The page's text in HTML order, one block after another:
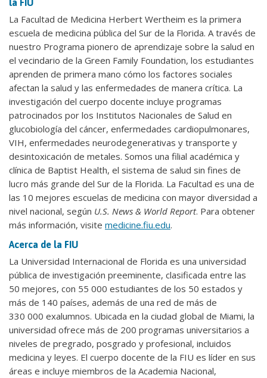
la FIU
La Facultad de Medicina Herbert Wertheim es la primera
escuela de medicina pública del Sur de la Florida. A través de
nuestro Programa pionero de aprendizaje sobre la salud en
el vecindario de la Green Family Foundation, los estudiantes
aprenden de primera mano cómo los factores sociales
afectan la salud y las enfermedades de manera crítica. La
investigación del cuerpo docente incluye programas
patrocinados por los Institutos Nacionales de Salud en
glucobiología del cáncer, enfermedades cardiopulmonares,
VIH, enfermedades neurodegenerativas y transporte y
desintoxicación de metales. Somos una filial académica y
clínica de Baptist Health, el sistema de salud sin fines de
lucro más grande del Sur de la Florida. La Facultad es una de
las 10 mejores escuelas de medicina con mayor diversidad a
nivel nacional, según U.S. News & World Report. Para obtener
más información, visite medicine.fiu.edu.
Acerca de la FIU
La Universidad Internacional de Florida es una universidad
pública de investigación preeminente, clasificada entre las
50 mejores, con 55 000 estudiantes de los 50 estados y
más de 140 países, además de una red de más de
330 000 exalumnos. Ubicada en la ciudad global de Miami, la
universidad ofrece más de 200 programas universitarios a
niveles de pregrado, posgrado y profesional, incluidos
medicina y leyes. El cuerpo docente de la FIU es líder en sus
áreas e incluye miembros de la Academia Nacional,